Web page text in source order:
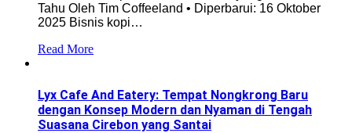
Tahu Oleh Tim Coffeeland • Diperbarui: 16 Oktober
2025 Bisnis kopi…
Read More
Lyx Cafe And Eatery: Tempat Nongkrong Baru
dengan Konsep Modern dan Nyaman di Tengah
Suasana Cirebon yang Santai